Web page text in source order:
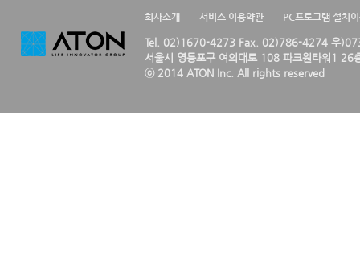
회사소개 서비스 이용약관 PC프로그램 설치
Tel. 02)1670-4273 Fax. 02)786-4274 우
서울시 영등포구 여의대로 108 파크원타워1 26
ⓒ 2014 ATON Inc. All rights reserved